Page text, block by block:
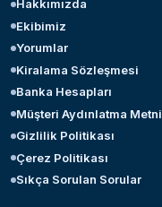
Hakkımızda
Ekibimiz
Yorumlar
Kiralama Sözleşmesi
Banka Hesapları
Müşteri Aydınlatma Metni
Gizlilik Politikası
Çerez Politikası
Sıkça Sorulan Sorular